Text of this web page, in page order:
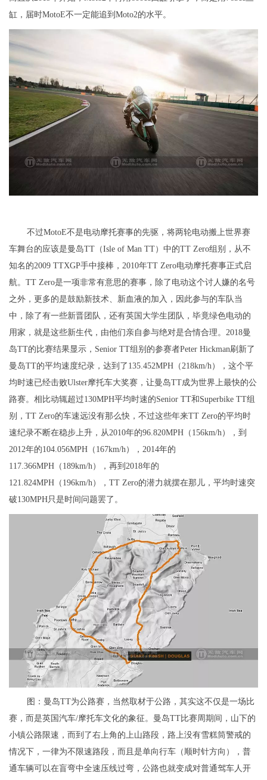
缸，届时MotoE不一定能追到Moto2的水平。
不过MotoE不是电动摩托赛事的先驱，将两轮电动搬上世界赛
车舞台的应该是曼岛TT（Isle of Man TT）中的TT Zero组别，从不
知名的2009 TTXGP手中接棒，2010年TT Zero电动摩托赛事正式启
航。TT Zero是一项非常有意思的赛事，除了电动这个讨人嫌的名号
之外，更多的是鼓励新技术、新血液的加入，因此参与的车队当
中，除了有一些新晋团队，还有英国大学生团队，毕竟绿色电动的
用家，就是这些新生代，由他们亲自参与绝对是合情合理。2018曼
岛TT的比赛结果显示，Senior TT组别的参赛者Peter Hickman刷新了
曼岛TT的平均速度纪录，达到了135.452MPH（218km/h），这个平
均时速已经击败Ulster摩托车大奖赛，让曼岛TT成为世界上最快的公
路赛。相比动辄超过130MPH平均时速的Senior TT和Superbike TT组
别，TT Zero的车速远没有那么快，不过这些年来TT Zero的平均时
速纪录不断在稳步上升，从2010年的96.820MPH（156km/h），到
2012年的104.056MPH（167km/h），2014年的
117.366MPH（189km/h），再到2018年的
121.824MPH（196km/h），TT Zero的潜力就摆在那儿，平均时速突
破130MPH只是时间问题罢了。
图：曼岛TT为公路赛，当然取材于公路，其实这不仅是一场比
赛，而是英国汽车/摩托车文化的象征。曼岛TT比赛周期间，山下的
小镇公路限速，而到了右上角的上山路段，路上没有雪糕筒警戒的
情况下，一律为不限速路段，而且是单向行车（顺时针方向），普
通车辆可以在盲弯中全速压线过弯，公路也就变成对普通驾车人开